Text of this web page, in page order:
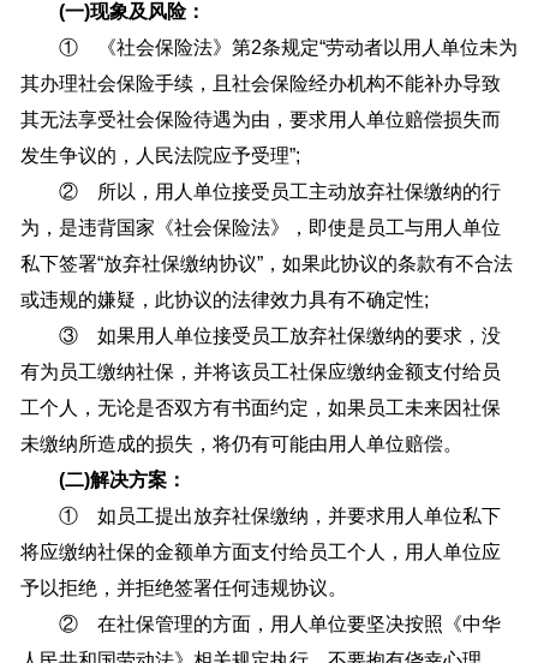
(一)现象及风险：
① 《社会保险法》第2条规定“劳动者以用人单位未为
其办理社会保险手续，且社会保险经办机构不能补办导致
其无法享受社会保险待遇为由，要求用人单位赔偿损失而
发生争议的，人民法院应予受理”;
② 所以，用人单位接受员工主动放弃社保缴纳的行
为，是违背国家《社会保险法》，即使是员工与用人单位
私下签署“放弃社保缴纳协议”，如果此协议的条款有不合法
或违规的嫌疑，此协议的法律效力具有不确定性;
③ 如果用人单位接受员工放弃社保缴纳的要求，没
有为员工缴纳社保，并将该员工社保应缴纳金额支付给员
工个人，无论是否双方有书面约定，如果员工未来因社保
未缴纳所造成的损失，将仍有可能由用人单位赔偿。
(二)解决方案：
① 如员工提出放弃社保缴纳，并要求用人单位私下
将应缴纳社保的金额单方面支付给员工个人，用人单位应
予以拒绝，并拒绝签署任何违规协议。
② 在社保管理的方面，用人单位要坚决按照《中华